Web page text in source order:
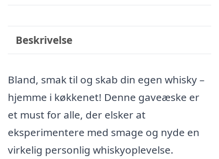
Beskrivelse
Bland, smak til og skab din egen whisky –
hjemme i køkkenet! Denne gaveæske er
et must for alle, der elsker at
eksperimentere med smage og nyde en
virkelig personlig whiskyoplevelse.